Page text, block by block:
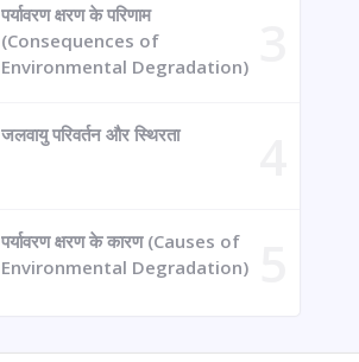
पर्यावरण क्षरण के परिणाम
(Consequences of
Environmental Degradation)
जलवायु परिवर्तन और स्थिरता
पर्यावरण क्षरण के कारण (Causes of
Environmental Degradation)